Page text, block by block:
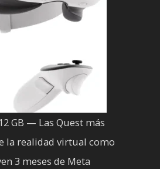
GB — Las Quest más
la realidad virtual como
3 meses de Meta